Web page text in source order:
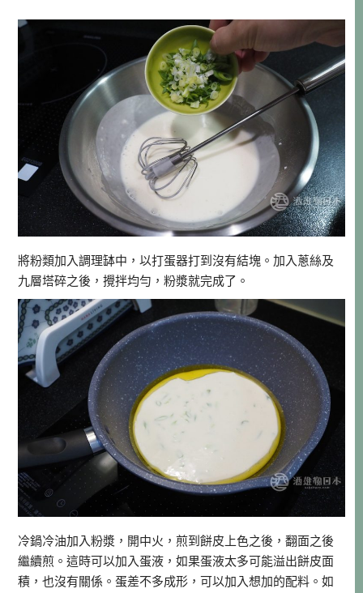
將粉類加入調理缽中，以打蛋器打到沒有結塊。加入蔥絲及
九層塔碎之後，攪拌均勻，粉漿就完成了。
冷鍋冷油加入粉漿，開中火，煎到餅皮上色之後，翻面之後
繼續煎。這時可以加入蛋液，如果蛋液太多可能溢出餅皮面
積，也沒有關係。蛋差不多成形，可以加入想加的配料。如